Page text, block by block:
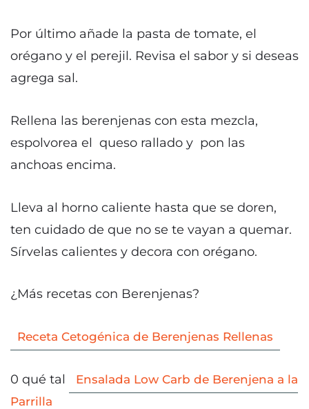
Por último añade la pasta de tomate, el
orégano y el perejil. Revisa el sabor y si deseas
agrega sal.
Rellena las berenjenas con esta mezcla,
espolvorea el queso rallado y pon las
anchoas encima.
Lleva al horno caliente hasta que se doren,
ten cuidado de que no se te vayan a quemar.
Sírvelas calientes y decora con orégano.
¿Más recetas con Berenjenas?
Receta Cetogénica de Berenjenas Rellenas
0 qué tal
Ensalada Low Carb de Berenjena a la
Parrilla